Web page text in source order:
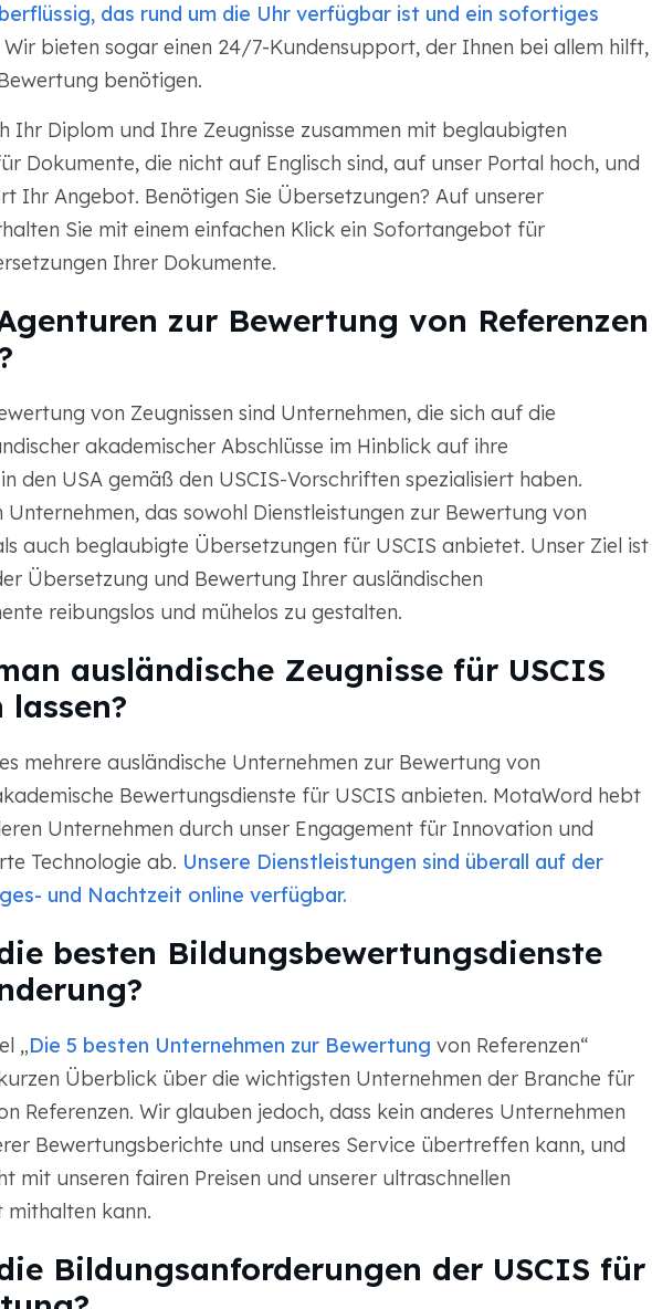
das rund um die Uhr verfügbar ist und ein sofortiges
Wir bieten sogar einen 24/7-Kundensupport, der Ihnen bei allem hilft,
benötigen.
Ihr Diplom und Ihre Zeugnisse zusammen mit beglaubigten
Dokumente, die nicht auf Englisch sind, auf unser Portal hoch, und
Ihr Angebot. Benötigen Sie Übersetzungen? Auf unserer
Sie mit einem einfachen Klick ein Sofortangebot für
Ihrer Dokumente.
zur Bewertung von Referenzen
von Zeugnissen sind Unternehmen, die sich auf die
akademischer Abschlüsse im Hinblick auf ihre
den USA gemäß den USCIS-Vorschriften spezialisiert haben.
das sowohl Dienstleistungen zur Bewertung von
auch beglaubigte Übersetzungen für USCIS anbietet. Unser Ziel ist
Übersetzung und Bewertung Ihrer ausländischen
reibungslos und mühelos zu gestalten.
ausländische Zeugnisse für USCIS
mehrere ausländische Unternehmen zur Bewertung von
Bewertungsdienste für USCIS anbieten. MotaWord hebt
Unternehmen durch unser Engagement für Innovation und
Technologie ab. Unsere Dienstleistungen sind überall auf der
und Nachtzeit online verfügbar.
besten Bildungsbewertungsdienste
„Die 5 besten Unternehmen zur Bewertung von Referenzen“
Überblick über die wichtigsten Unternehmen der Branche für
Referenzen. Wir glauben jedoch, dass kein anderes Unternehmen
Bewertungsberichte und unseres Service übertreffen kann, und
mit unseren fairen Preisen und unserer ultraschnellen
mithalten kann.
Bildungsanforderungen der USCIS für